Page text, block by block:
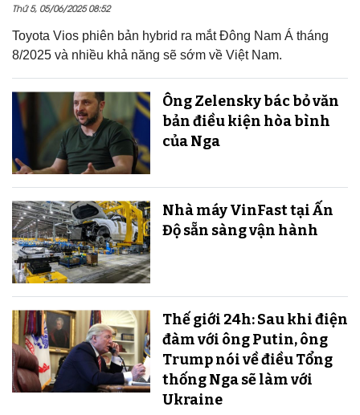
Thứ 5, 05/06/2025 08:52
Toyota Vios phiên bản hybrid ra mắt Đông Nam Á tháng
8/2025 và nhiều khả năng sẽ sớm về Việt Nam.
Ông Zelensky bác bỏ văn
bản điều kiện hòa bình
của Nga
Nhà máy VinFast tại Ấn
Độ sẵn sàng v​​​​​​​ận hành
Thế giới 24h: Sau khi điện
đàm với ông Putin, ông
Trump nói về điều Tổng
thống Nga sẽ làm với
Ukraine